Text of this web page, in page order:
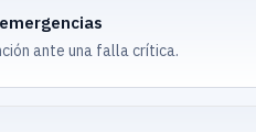
ante una falla crítica.